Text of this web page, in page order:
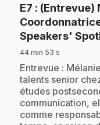
E7 : (Entrevue)
Speakers'
44 min 53 s
.Entrevue :
talents senior
études
communication,
comme